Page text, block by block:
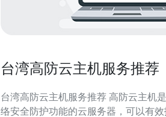
台湾高防云主机服务推荐
台湾高防云主机服务推荐 高防云主机是一种具有高级别网
络安全防护功能的云服务器，可以有